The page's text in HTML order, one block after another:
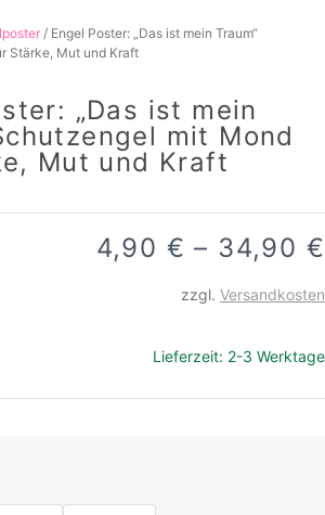
/ Engel Poster: „Das ist mein Traum“
Stärke, Mut und Kraft
„Das ist mein
mit Mond
Mut und Kraft
4,90 € – 34,90 €
zzgl. Versandkosten
Lieferzeit: 2-3 Werktage